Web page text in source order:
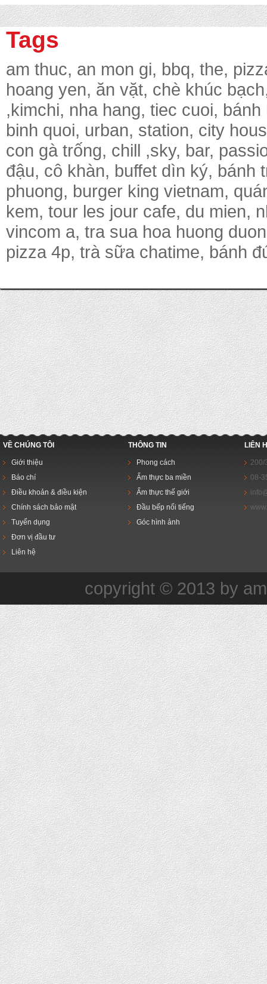
Tags
am thuc, an mon gi, bbq, the,
hoang yen, ăn vặt, chè khúc
,kimchi, nha hang, tiec cuoi,
binh quoi, urban, station, city
con gà trống, chill ,sky, bar,
đậu, cô khàn, buffet dìn ký, bánh
phuong, burger king vietnam,
kem, tour les jour cafe, du mien,
vincom a, tra sua hoa huong
pizza 4p, trà sữa chatime, bánh
VỀ CHÚNG TÔI
Giới thiệu
Báo chí
Điều khoản & điều kiện
Chính sách bảo mật
Tuyển dụng
Đơn vị đầu tư
Liên hệ
THÔNG TIN
Phong cách
Ẩm thực ba miền
Ẩm thực thế giới
Đầu bếp nổi tiếng
Góc hình ảnh
LIÊN
200/
08-
copyright © 2013 by